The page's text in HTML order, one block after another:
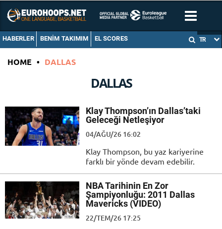
HABERLER BENIM TAKIMIM EL SCORES TR
HOME • DALLAS
DALLAS
Klay Thompson’ın Dallas’taki
Geleceği Netleşiyor
04/AĞU/26 16:02
Klay Thompson, bu yaz kariyerine
farklı bir yönde devam edebilir.
NBA Tarihinin En Zor
Şampiyonluğu: 2011 Dallas
Mavericks (VIDEO)
22/TEM/26 17:25